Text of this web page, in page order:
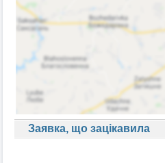
Заявка, що зацікавила